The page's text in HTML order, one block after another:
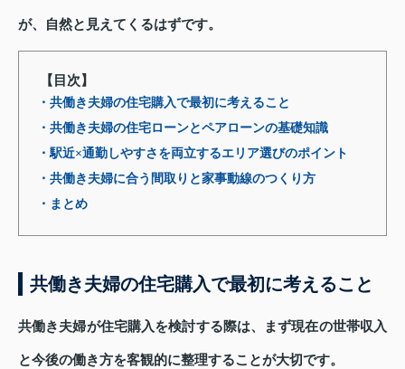
が、自然と見えてくるはずです。
【目次】
・共働き夫婦の住宅購入で最初に考えること
・共働き夫婦の住宅ローンとペアローンの基礎知識
・駅近×通勤しやすさを両立するエリア選びのポイント
・共働き夫婦に合う間取りと家事動線のつくり方
・まとめ
共働き夫婦の住宅購入で最初に考えること
共働き夫婦が住宅購入を検討する際は、まず現在の世帯収入
と今後の働き方を客観的に整理することが大切です。